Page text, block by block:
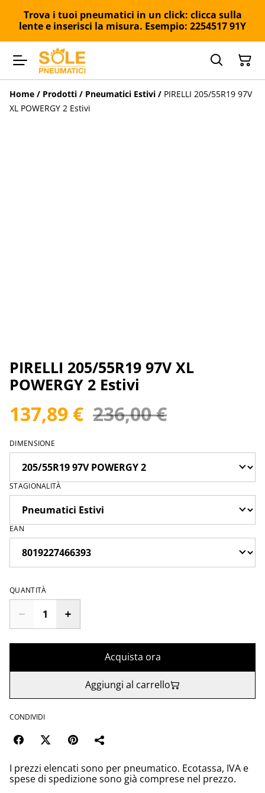
Trova i tuoi pneumatici in un click: clicca sulla
lente e inserisci la misura. Esempio: 2254517 91Y
Home / Prodotti / Pneumatici Estivi / PIRELLI 205/55R19 97V
XL POWERGY 2 Estivi
PIRELLI 205/55R19 97V XL
POWERGY 2 Estivi
137,89 € 236,00 €
DIMENSIONE
STAGIONALITÀ
EAN
QUANTITÀ
Acquista ora
Aggiungi al carrello
CONDIVIDI
I prezzi elencati sono per pneumatico. Ecotassa, IVA e
spese di spedizione sono già comprese nel prezzo.